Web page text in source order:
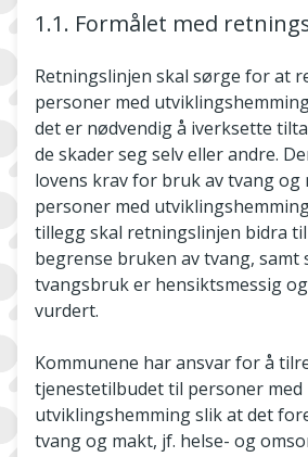
1.1. Formålet med
Retningslinjen skal sørge for at
personer med
det er nødvendig å iverksette
de skader seg selv eller andre.
lovens krav for bruk av tvang
personer med
tillegg skal retningslinjen bidra
begrense bruken av tvang, samt
tvangsbruk er hensiktsmessig
vurdert.
Kommunene har ansvar for å
tjenestetilbudet til personer med
utviklingshemming slik at det
tvang og makt, jf. helse- og